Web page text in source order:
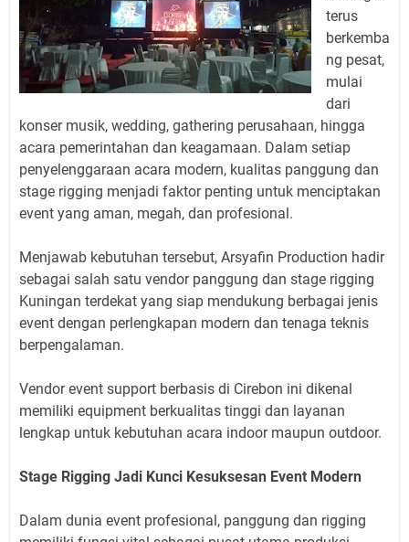
terus
berkemba
ng pesat,
mulai
dari
konser musik, wedding, gathering perusahaan, hingga
acara pemerintahan dan keagamaan. Dalam setiap
penyelenggaraan acara modern, kualitas panggung dan
stage rigging menjadi faktor penting untuk menciptakan
event yang aman, megah, dan profesional.
Menjawab kebutuhan tersebut, Arsyafin Production hadir
sebagai salah satu vendor panggung dan stage rigging
Kuningan terdekat yang siap mendukung berbagai jenis
event dengan perlengkapan modern dan tenaga teknis
berpengalaman.
Vendor event support berbasis di Cirebon ini dikenal
memiliki equipment berkualitas tinggi dan layanan
lengkap untuk kebutuhan acara indoor maupun outdoor.
Stage Rigging Jadi Kunci Kesuksesan Event Modern
Dalam dunia event profesional, panggung dan rigging